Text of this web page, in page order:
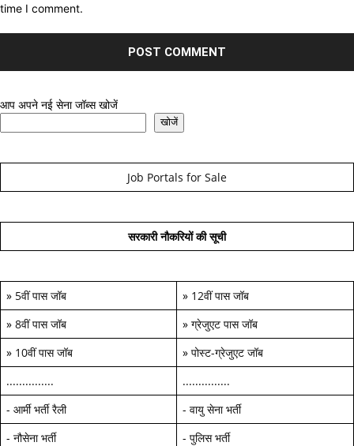
time I comment.
आप अपने नई सेना जॉब्स खोजें
खोजें
Job Portals for Sale
सरकारी नौकरियों की सूची
» 5वीं पास जॉब » 12वीं पास जॉब
» 8वीं पास जॉब » ग्रेजुएट पास जॉब
» 10वीं पास जॉब » पोस्ट-ग्रेजुएट जॉब
...............
...............
- आर्मी भर्ती रैली - वायु सेना भर्ती
- नौसेना भर्ती - पुलिस भर्ती